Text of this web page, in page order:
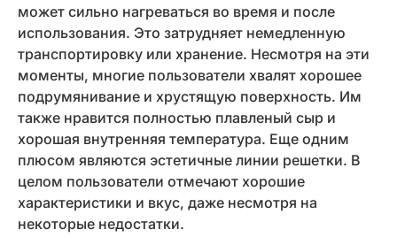
может сильно нагреваться во время и после
использования. Это затрудняет немедленную
транспортировку или хранение. Несмотря на эти
моменты, многие пользователи хвалят хорошее
подрумянивание и хрустящую поверхность. Им
также нравится полностью плавленый сыр и
хорошая внутренняя температура. Еще одним
плюсом являются эстетичные линии решетки. В
целом пользователи отмечают хорошие
характеристики и вкус, даже несмотря на
некоторые недостатки.